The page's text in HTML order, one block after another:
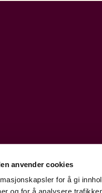
anvender cookies
for å gi
og for å analysere